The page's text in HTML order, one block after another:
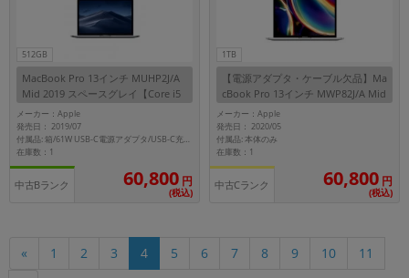
512GB
MacBook Pro 13インチ MUHP2J/A
Mid 2019 スペースグレイ【Core i5
(1.4GHz)/16GB/512GB SSD】
メーカー：Apple
発売日： 2019/07
付属品: 箱/61W USB-C電源アダプタ/USB-C充電ケーブル/マニュアル
在庫数：1
中古Bランク 60,800 円
(税込)
1TB
【電源アダプタ・ケーブル欠品】Ma
cBook Pro 13インチ MWP82J/A Mid
2020 シルバー【Core i5(2.0GHz)/16
GB/1TB SSD】
メーカー：Apple
発売日： 2020/05
付属品: 本体のみ
在庫数：1
中古Cランク 60,800 円
(税込)
« 1 2 3 4 5 6 7 8 9 10 11